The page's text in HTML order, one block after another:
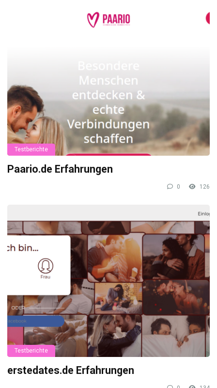
Testberichte
Paario.de Erfahrungen
0 126
Testberichte
erstedates.de Erfahrungen